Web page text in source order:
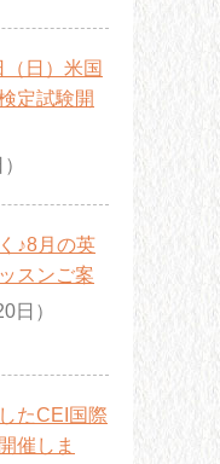
日）米国
定試験開
♪8月の英
スンご案
日）
たCEI国際
催しま